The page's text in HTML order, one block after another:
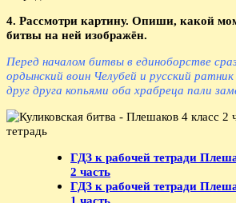
4. Рассмотри картину. Опиши, какой
битвы на ней изображён.
Перед началом битвы в единоборстве
ордынский воин Челубей и русский
друг друга копьями оба храбреца пали
ГДЗ к рабочей тетради
2 часть
ГДЗ к рабочей тетради